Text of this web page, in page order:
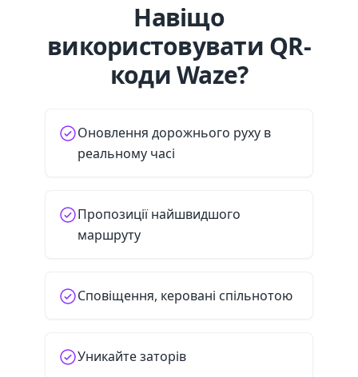
Навіщо
використовувати QR-
коди Waze?
Оновлення дорожнього руху в
реальному часі
Пропозиції найшвидшого
маршруту
Сповіщення, керовані спільнотою
Уникайте заторів